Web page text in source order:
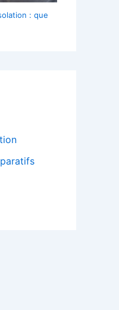
: que